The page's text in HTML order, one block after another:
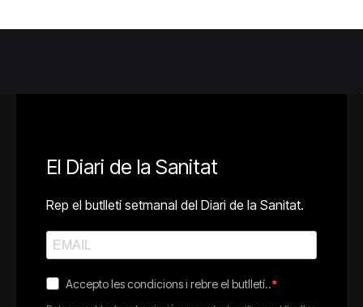
El Diari de la Sanitat
Rep el butlletí setmanal del Diari de la Sanitat.
Accepto les condicions i rebre el butlletí..